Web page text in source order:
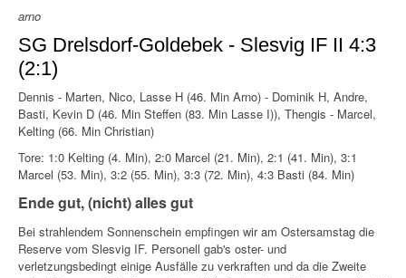
arno
SG Drelsdorf-Goldebek - Slesvig IF II 4:3
(2:1)
Dennis - Marten, Nico, Lasse H (46. Min Arno) - Dominik H, Andre,
Basti, Kevin D (46. Min Steffen (83. Min Lasse I)), Thengis - Marcel,
Kelting (66. Min Christian)
Tore: 1:0 Kelting (4. Min), 2:0 Marcel (21. Min), 2:1 (41. Min), 3:1
Marcel (53. Min), 3:2 (55. Min), 3:3 (72. Min), 4:3 Basti (84. Min)
Ende gut, (nicht) alles gut
Bei strahlendem Sonnenschein empfingen wir am Ostersamstag die
Reserve vom Slesvig IF. Personell gab's oster- und
verletzungsbedingt einige Ausfälle zu verkraften und da die Zweite